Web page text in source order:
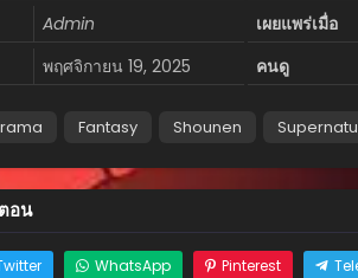
Admin เผยแพร่เมื่อ
พฤศจิกายน 19, 2025 คนดู
Fantasy Shounen
อน
WhatsApp Pinterest